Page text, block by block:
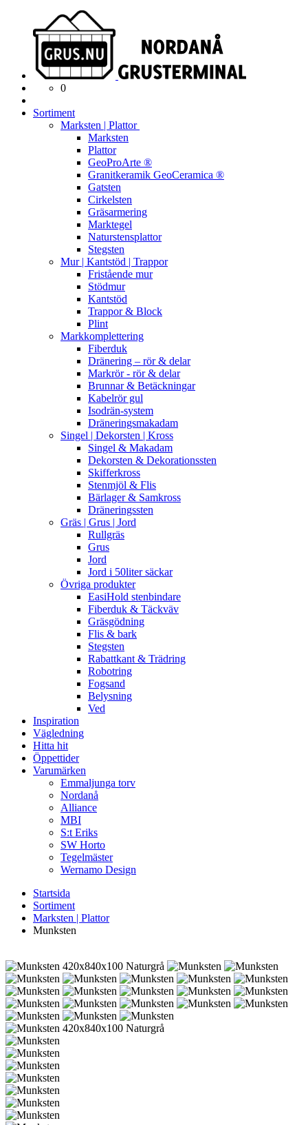
0
Sortiment
Marksten | Plattor
Marksten
Plattor
GeoProArte ®
Granitkeramik GeoCeramica ®
Gatsten
Cirkelsten
Gräsarmering
Marktegel
Naturstensplattor
Stegsten
Mur | Kantstöd | Trappor
Fristående mur
Stödmur
Kantstöd
Trappor & Block
Plint
Markkomplettering
Fiberduk
Dränering – rör & delar
Markrör - rör & delar
Brunnar & Betäckningar
Kabelrör gul
Isodrän-system
Dräneringsmakadam
Singel | Dekorsten | Kross
Singel & Makadam
Dekorsten & Dekorationssten
Skifferkross
Stenmjöl & Flis
Bärlager & Samkross
Dräneringssten
Gräs | Grus | Jord
Rullgräs
Grus
Jord
Jord i 50liter säckar
Övriga produkter
EasiHold stenbindare
Fiberduk & Täckväv
Gräsgödning
Flis & bark
Stegsten
Rabattkant & Trädring
Robotring
Fogsand
Belysning
Ved
Inspiration
Vägledning
Hitta hit
Öppettider
Varumärken
Emmaljunga torv
Nordanå
Alliance
MBI
S:t Eriks
SW Horto
Tegelmäster
Wernamo Design
Startsida
Sortiment
Marksten | Plattor
Munksten